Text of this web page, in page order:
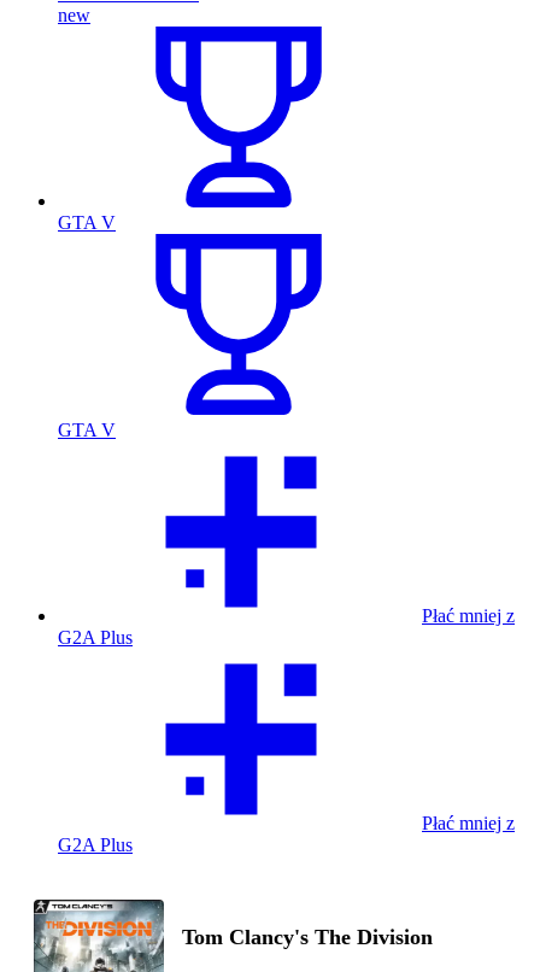
new
GTA V
GTA V
Płać mniej z
G2A Plus
Płać mniej z
G2A Plus
Tom Clancy's The Division